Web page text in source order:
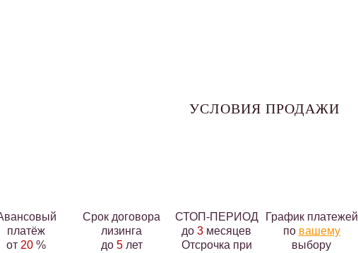
УСЛОВИЯ ПРОДАЖИ
платёж
от 20 %
Срок договора
лизинга
до 5лет
СТОП-ПЕРИОД
до3 месяцев
Отсрочка при
График платежей
по вашему
выбору